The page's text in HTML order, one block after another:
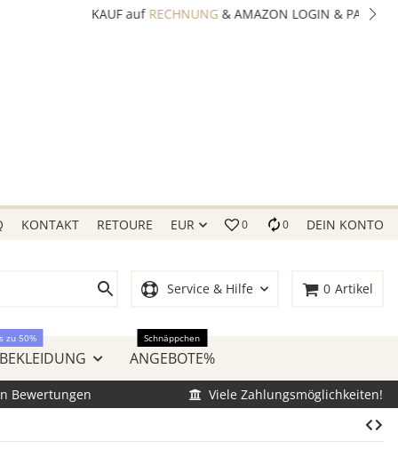
KONTAKT RETOURE EUR 0 0 DEIN KONTO
Service & Hilfe 0 Artikel
zu 50%
ANGEBOTE%
Schnäppchen
Bewertungen Viele Zahlungsmöglichkeiten!